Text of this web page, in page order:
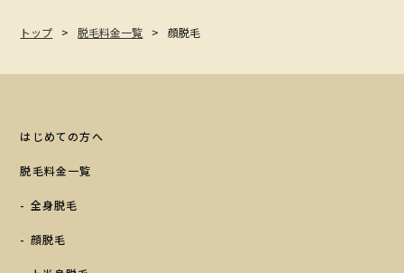
トップ 脱毛料金一覧 顔脱毛
はじめての方へ
脱毛料金一覧
全身脱毛
顔脱毛